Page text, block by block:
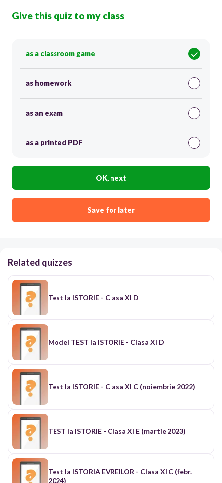
Give this quiz to my class
as a classroom game
as homework
as an exam
as a printed PDF
OK, next
Save for later
Related quizzes
Test la ISTORIE - Clasa XI D
Model TEST la ISTORIE - Clasa XI D
Test la ISTORIE - Clasa XI C (noiembrie 2022)
TEST la ISTORIE - Clasa XI E (martie 2023)
Test la ISTORIA EVREILOR - Clasa XI C (febr.
2024)